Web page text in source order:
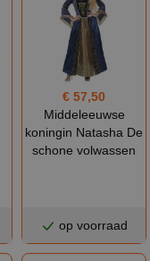
€ 57,50
Middeleeuwse
koningin Natasha De
schone volwassen
op voorraad